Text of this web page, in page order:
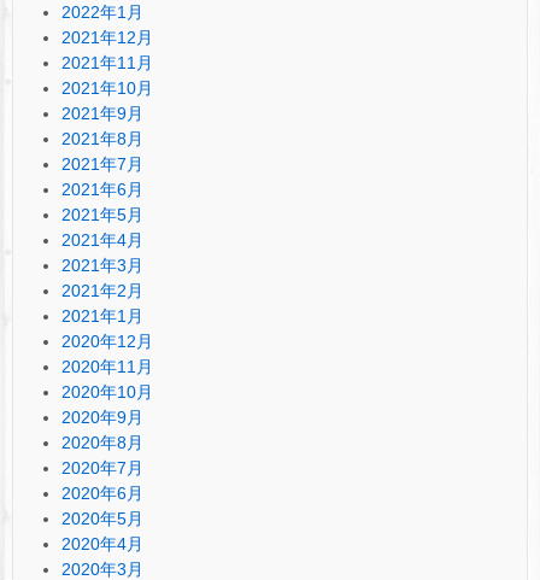
2022年1月
2021年12月
2021年11月
2021年10月
2021年9月
2021年8月
2021年7月
2021年6月
2021年5月
2021年4月
2021年3月
2021年2月
2021年1月
2020年12月
2020年11月
2020年10月
2020年9月
2020年8月
2020年7月
2020年6月
2020年5月
2020年4月
2020年3月